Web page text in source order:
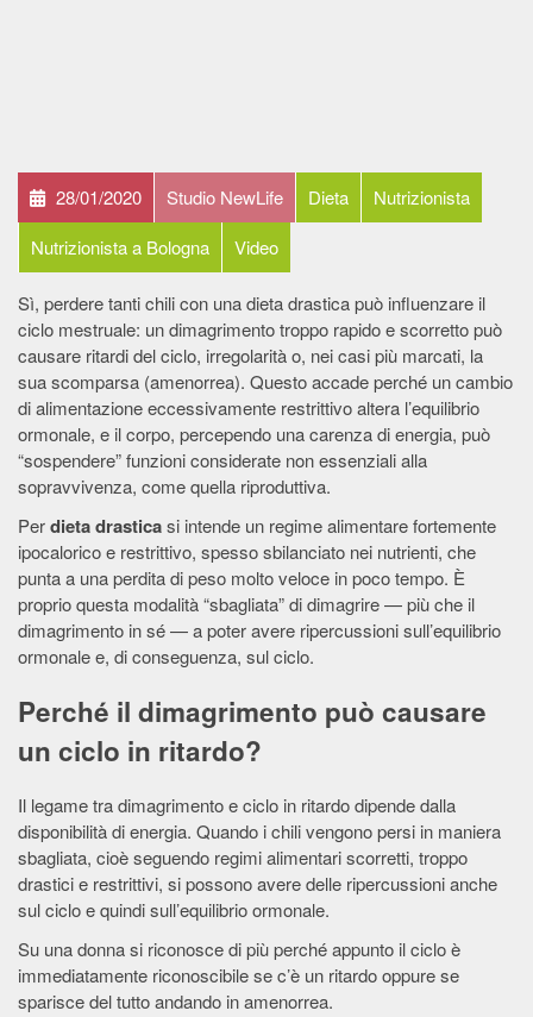
28/01/2020 Studio NewLife Dieta
Nutrizionista
Nutrizionista a Bologna
Video
Sì, perdere tanti chili con una dieta drastica può influenzare il
ciclo mestruale: un dimagrimento troppo rapido e scorretto può
causare ritardi del ciclo, irregolarità o, nei casi più marcati, la
sua scomparsa (amenorrea). Questo accade perché un cambio
di alimentazione eccessivamente restrittivo altera l’equilibrio
ormonale, e il corpo, percependo una carenza di energia, può
“sospendere” funzioni considerate non essenziali alla
sopravvivenza, come quella riproduttiva.
Perdieta drasticasi intende un regime alimentare fortemente
ipocalorico e restrittivo, spesso sbilanciato nei nutrienti, che
punta a una perdita di peso molto veloce in poco tempo. È
proprio questa modalità “sbagliata” di dimagrire — più che il
dimagrimento in sé — a poter avere ripercussioni sull’equilibrio
ormonale e, di conseguenza, sul ciclo.
Perché il dimagrimento può causare
un ciclo in ritardo?
Il legame tra dimagrimento e ciclo in ritardo dipende dalla
disponibilità di energia. Quando i chili vengono persi in maniera
sbagliata, cioè seguendo regimi alimentari scorretti, troppo
drastici e restrittivi, si possono avere delle ripercussioni anche
sul ciclo e quindi sull’equilibrio ormonale.
Su una donna si riconosce di più perché appunto il ciclo è
immediatamente riconoscibile se c’è un ritardo oppure se
sparisce del tutto andando in amenorrea.